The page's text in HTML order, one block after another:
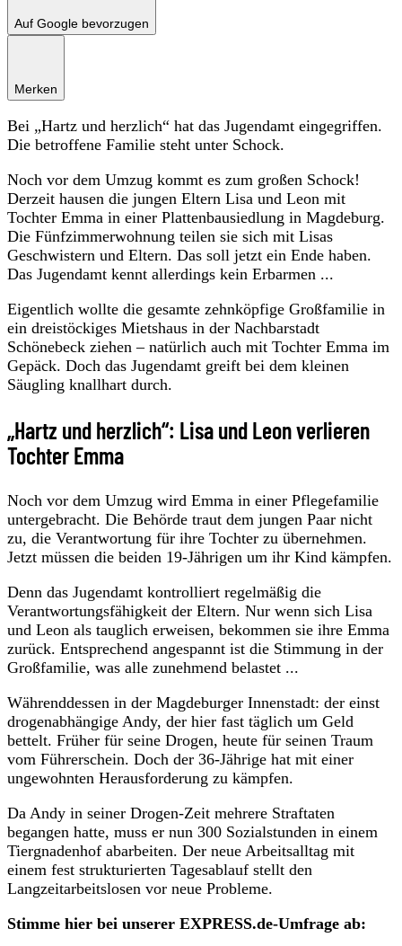
Auf Google bevorzugen
Merken
Bei „Hartz und herzlich“ hat das Jugendamt eingegriffen.
Die betroffene Familie steht unter Schock.
Noch vor dem Umzug kommt es zum großen Schock!
Derzeit hausen die jungen Eltern Lisa und Leon mit
Tochter Emma in einer Plattenbausiedlung in Magdeburg.
Die Fünfzimmerwohnung teilen sie sich mit Lisas
Geschwistern und Eltern. Das soll jetzt ein Ende haben.
Das Jugendamt kennt allerdings kein Erbarmen ...
Eigentlich wollte die gesamte zehnköpfige Großfamilie in
ein dreistöckiges Mietshaus in der Nachbarstadt
Schönebeck ziehen – natürlich auch mit Tochter Emma im
Gepäck. Doch das Jugendamt greift bei dem kleinen
Säugling knallhart durch.
„Hartz und herzlich“: Lisa und Leon verlieren
Tochter Emma
Noch vor dem Umzug wird Emma in einer Pflegefamilie
untergebracht. Die Behörde traut dem jungen Paar nicht
zu, die Verantwortung für ihre Tochter zu übernehmen.
Jetzt müssen die beiden 19-Jährigen um ihr Kind kämpfen.
Denn das Jugendamt kontrolliert regelmäßig die
Verantwortungsfähigkeit der Eltern. Nur wenn sich Lisa
und Leon als tauglich erweisen, bekommen sie ihre Emma
zurück. Entsprechend angespannt ist die Stimmung in der
Großfamilie, was alle zunehmend belastet ...
Währenddessen in der Magdeburger Innenstadt: der einst
drogenabhängige Andy, der hier fast täglich um Geld
bettelt. Früher für seine Drogen, heute für seinen Traum
vom Führerschein. Doch der 36-Jährige hat mit einer
ungewohnten Herausforderung zu kämpfen.
Da Andy in seiner Drogen-Zeit mehrere Straftaten
begangen hatte, muss er nun 300 Sozialstunden in einem
Tiergnadenhof abarbeiten. Der neue Arbeitsalltag mit
einem fest strukturierten Tagesablauf stellt den
Langzeitarbeitslosen vor neue Probleme.
Stimme hier bei unserer EXPRESS.de-Umfrage ab: